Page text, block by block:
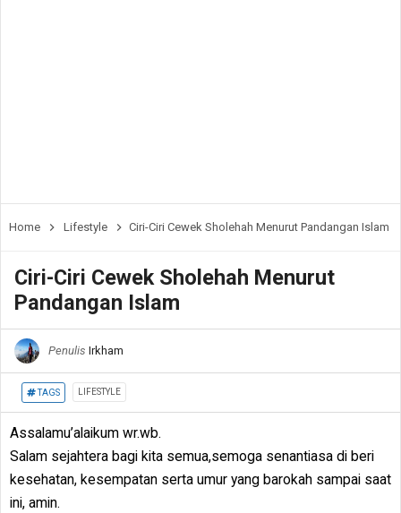
Home Lifestyle Ciri-Ciri Cewek Sholehah Menurut Pandangan Islam
Ciri-Ciri Cewek Sholehah Menurut
Pandangan Islam
Penulis Irkham
TAGS LIFESTYLE
Assalamu’alaikum wr.wb.
Salam sejahtera bagi kita semua,semoga senantiasa di beri
kesehatan, kesempatan serta umur yang barokah sampai saat
ini, amin.